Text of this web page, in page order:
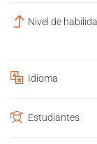
Nivel de
Idioma
Estudiantes